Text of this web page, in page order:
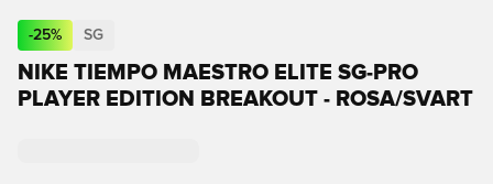
-25% SG
NIKE TIEMPO MAESTRO ELITE SG-PRO
PLAYER EDITION BREAKOUT - ROSA/SVART